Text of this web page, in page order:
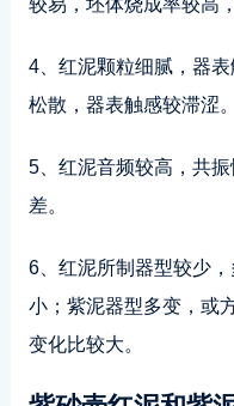
较易，坯体烧成率较高
4、红泥颗粒细腻，器
松散，器表触感较滞涩。
5、红泥音频较高，共
差。
6、红泥所制器型较少
小；紫泥器型多变，或
变化比较大。